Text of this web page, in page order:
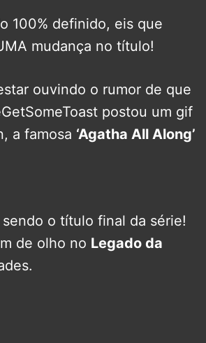
100% definido, eis que
mudança no título!
ouvindo o rumor de que
postou um gif
a famosa ‘Agatha All Along’
o título final da série!
de olho no Legado da